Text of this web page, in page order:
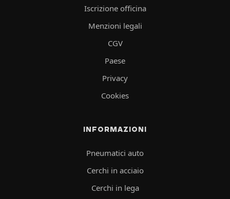
Iscrizione officina
Menzioni legali
CGV
Paese
Privacy
Cookies
INFORMAZIONI
Pneumatici auto
Cerchi in acciaio
Cerchi in lega